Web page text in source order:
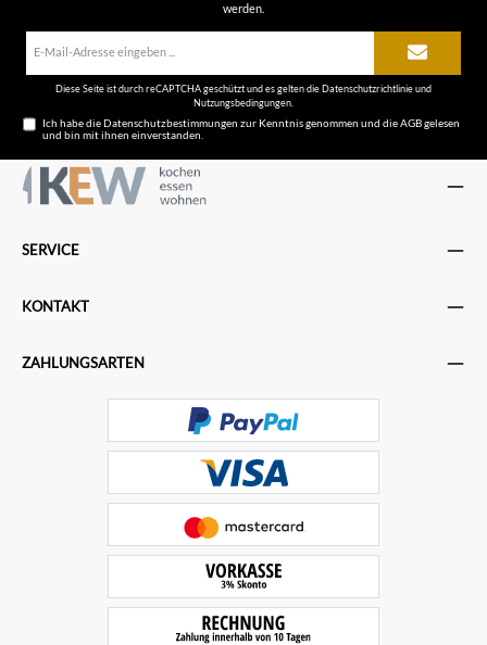
werden.
Diese Seite ist durch reCAPTCHA geschützt und es gelten die Datenschutzrichtlinieund
Nutzungsbedingungen.
Ich habe dieDatenschutzbestimmungen zur Kenntnis genommen und dieAGBgelesen
und bin mit ihnen einverstanden.
SERVICE
KONTAKT
ZAHLUNGSARTEN